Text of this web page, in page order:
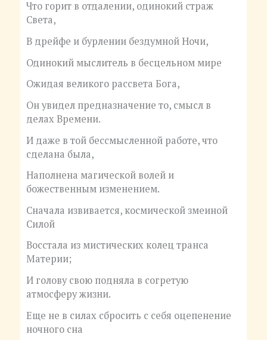
Что горит в отдалении, одинокий страж
Света,
В дрейфе и бурлении бездумной Ночи,
Одинокий мыслитель в бесцельном мире
Ожидая великого рассвета Бога,
Он увидел предназначение то, смысл в
делах Времени.
И даже в той бессмысленной работе, что
сделана была,
Наполнена магической волей и
божественным изменением.
Сначала извивается, космической змеиной
Силой
Восстала из мистических колец транса
Материи;
И голову свою подняла в согретую
атмосферу жизни.
Еще не в силах сбросить с себя оцепенение
ночного сна